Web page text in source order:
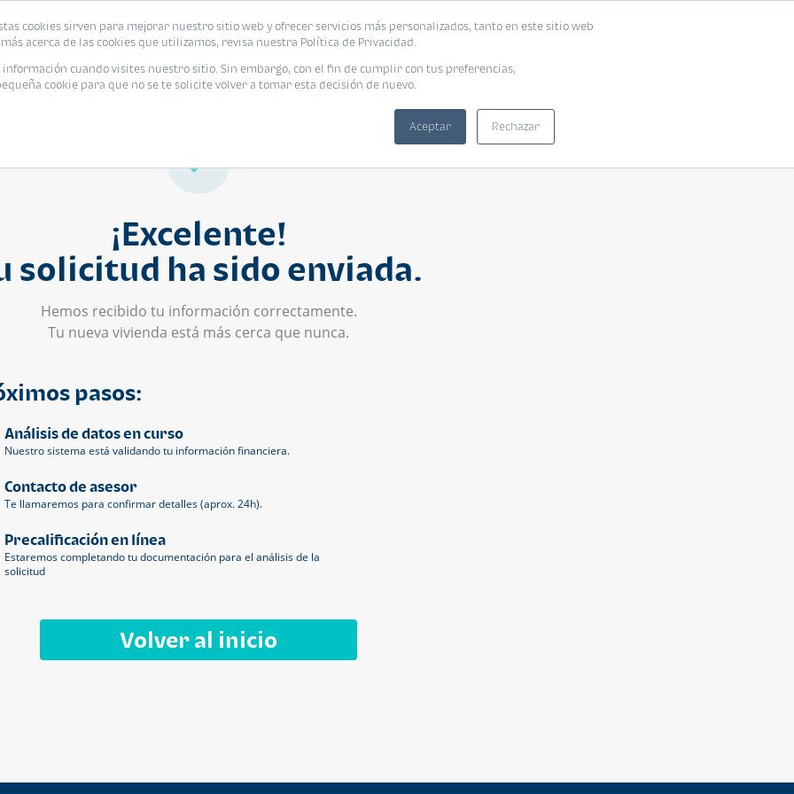
cookies sirven para mejorar nuestro sitio web y ofrecer servicios más personalizados, tanto en este sitio web
acerca de las cookies que utilizamos, revisa nuestra Política de Privacidad.
cuando visites nuestro sitio. Sin embargo, con el fin de cumplir con tus preferencias,
cookie para que no se te solicite volver a tomar esta decisión de nuevo.
Aceptar Rechazar
Eventos Promociones Blog Encuentra tu vivienda ideal
¡Excelente!
solicitud ha sido enviada.
Hemos recibido tu información correctamente.
Tu nueva vivienda está más cerca que nunca.
pasos:
Análisis de datos en curso
Nuestro sistema está validando tu información financiera.
Contacto de asesor
Te llamaremos para confirmar detalles (aprox. 24h).
Precalificación en línea
Estaremos completando tu documentación para el análisis de la
solicitud
Volver al inicio